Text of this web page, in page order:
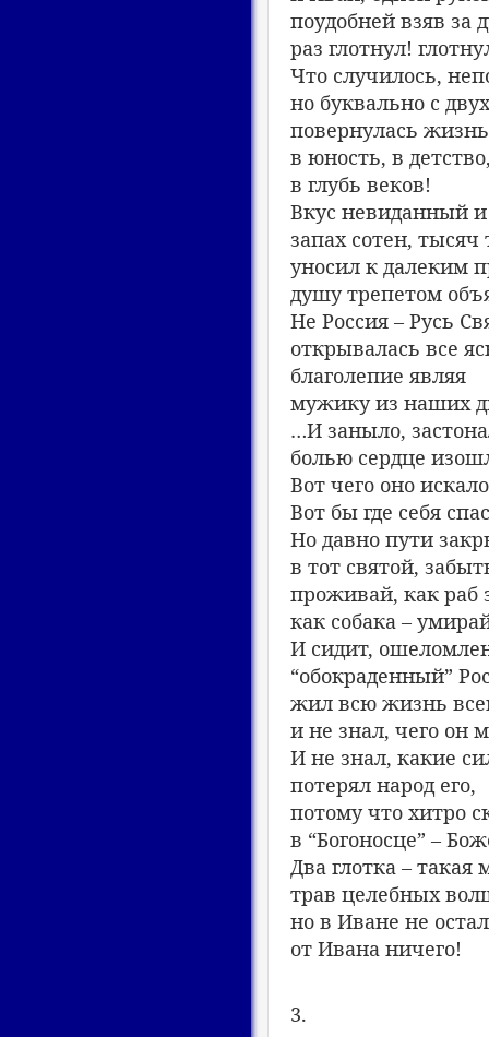
поудобней взяв за
раз глотнул!
Что случилось,
но буквально с
повернулась
в юность, в
в глубь веков!
Вкус невиданный
запах сотен, тысяч
уносил к далеким
душу трепетом
Не Россия – Русь
открывалась все
благолепие являя
мужику из наших
…И заныло,
болью сердце
Вот чего оно
Вот бы где себя
Но давно пути
в тот святой,
проживай, как раб
как собака –
И сидит,
“обокраденный”
жил всю жизнь
и не знал, чего он
И не знал, какие
потерял народ его,
потому что хитро
в “Богоносце” –
Два глотка – такая
трав целебных
но в Иване не
от Ивана ничего!
3.